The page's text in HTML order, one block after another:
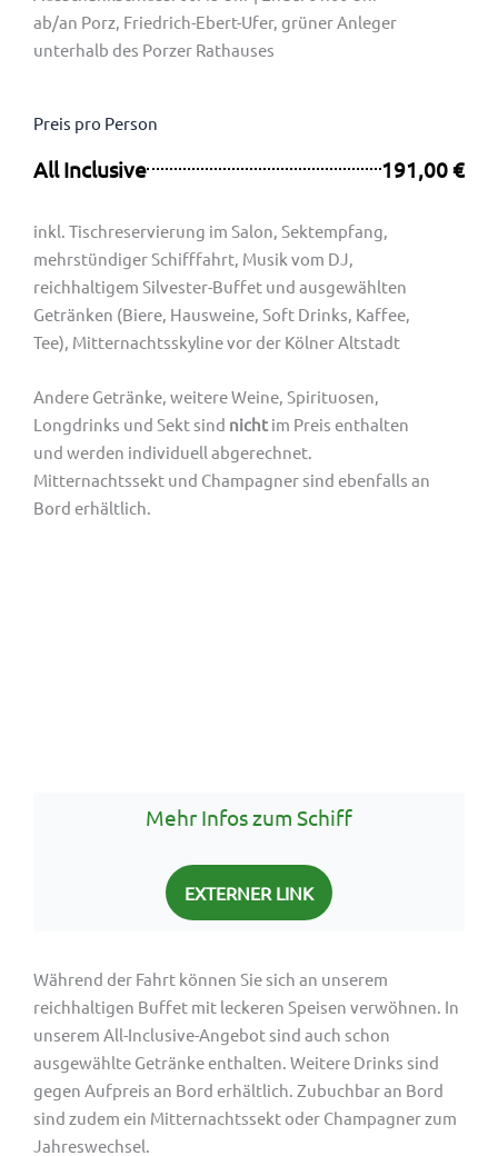
ab/an Porz, Friedrich-Ebert-Ufer, grüner Anleger
unterhalb des Porzer Rathauses
Preis pro Person
All Inclusive 191,00 €
inkl. Tischreservierung im Salon, Sektempfang,
mehrstündiger Schifffahrt, Musik vom DJ,
reichhaltigem Silvester-Buffet und ausgewählten
Getränken (Biere, Hausweine, Soft Drinks, Kaffee,
Tee), Mitternachtsskyline vor der Kölner Altstadt
Andere Getränke, weitere Weine, Spirituosen,
Longdrinks und Sekt sind nicht im Preis enthalten
und werden individuell abgerechnet.
Mitternachtssekt und Champagner sind ebenfalls an
Bord erhältlich.
Mehr Infos zum Schiff
EXTERNER LINK
Während der Fahrt können Sie sich an unserem
reichhaltigen Buffet mit leckeren Speisen verwöhnen. In
unserem All-Inclusive-Angebot sind auch schon
ausgewählte Getränke enthalten. Weitere Drinks sind
gegen Aufpreis an Bord erhältlich. Zubuchbar an Bord
sind zudem ein Mitternachtssekt oder Champagner zum
Jahreswechsel.